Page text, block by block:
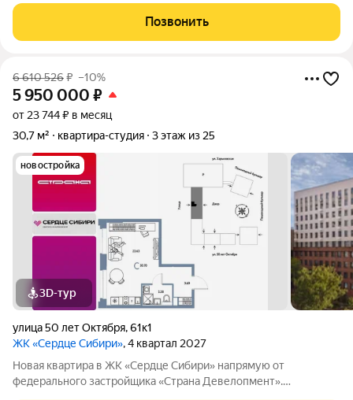
Закрытая охраняемая территория. Круглосуточное
Позвонить
6 610 526₽ –10%
5 950 000 ₽
от 23 744 ₽ в месяц
30,7 м²
квартира-студия 3 этаж из 25
новостройка
3D-тур
улица 50 лет Октября,61к1
ЖК «Сердце Сибири», 4 квартал 2027
Новая квартира в ЖК «Сердце Сибири» напрямую от
федерального застройщика «Страна Девелопмент».